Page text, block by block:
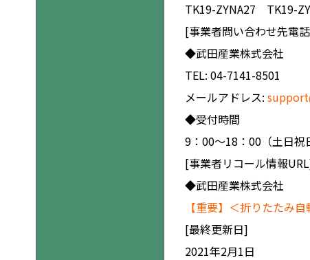
TK19-ZYNA27 TK19-
[事業者問い合わせ先電
◆武田産業株式会社
TEL: 04-7141-8501
メールアドレス:
◆受付時間
9：00～18：00（土日祝
[事業者リコール情報
◆武田産業株式会社
【重要】＜折りたたみ
[最終更新日]
2021年2月1日